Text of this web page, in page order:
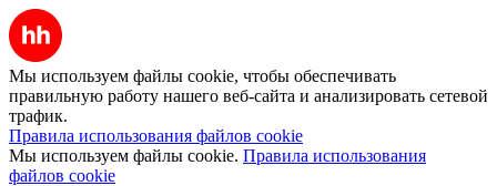
Мы используем файлы cookie, чтобы обеспечивать
правильную работу нашего веб-сайта и анализировать сетевой
трафик.
Правила использования файлов cookie
Мы используем файлы cookie. Правила использования
файлов cookie